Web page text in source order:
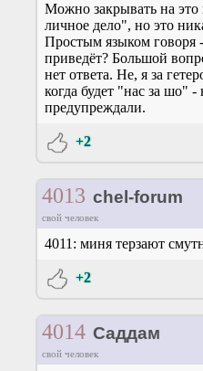
Можно закрывать на это
личное дело", но это
Простым языком говоря
приведёт? Большой
нет ответа. Не, я за
когда будет "нас за шо" -
предупреждали.
+2
4013 chel-forum
свой человек
4011: миня терзают
+2
4014 Саддам
свой человек